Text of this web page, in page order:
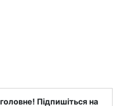
Підпишіться на